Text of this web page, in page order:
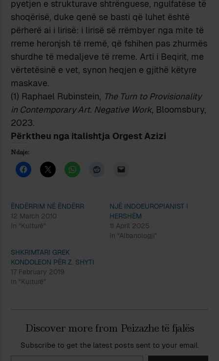
pyetjen e strukturave shtrënguese, ngulfatëse të
shoqërisë, duke qenë se basti që luhet është
përherë ai i lirisë: i lirisë së rrëmbyer nga mite të
rreme heronjsh të rremë, që fshihen pas zhurmës
shurdhe të medaljeve të rreme. Arti i Beqirit, me
vërtetësinë e vet, synon heqjen e gjithë këtyre
maskave.
(1) Raphael Rubinstein, The Turn to Provisionality
in Contemporary Art. Negative Work, Bloomsbury,
2023.
Përktheu nga italishtja Orgest Azizi
Ndaje:
ËNDËRRIM NË ËNDËRR
12 March 2010
In "Kulturë"
NJË INDOEUROPIANIST I
HERSHËM
11 April 2025
In "Albanologji"
SHKRIMTARI GREK
KONDOLEON PËR Z. SHYTI
17 February 2019
In "Kulturë"
Discover more from Peizazhe të fjalës
Subscribe to get the latest posts sent to your email.
Type your email…